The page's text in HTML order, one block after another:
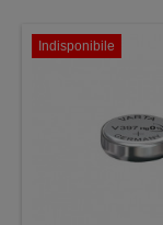
Indisponibile